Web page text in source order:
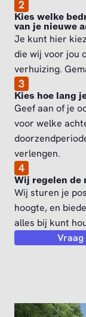
2
Kies welke
van je nieuwe
Je kunt hier
die wij voor jou
verhuizing.
3
Kies hoe lang
Geef aan of je
voor welke
verlengen.
4
Wij regelen de
Wij sturen je
hoogte, en
alles bij kunt